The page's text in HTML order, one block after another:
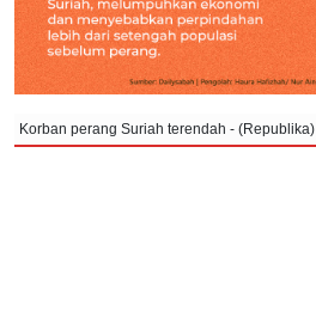
Korban perang Suriah terendah - (Republika)